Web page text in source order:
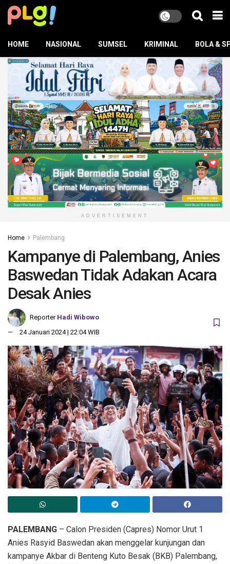
HOME NASIONAL SUMSEL KRIMINAL BOLA &
ADVERTISEMENT
Home Palembang
Kampanye di Palembang, Anies
Baswedan Tidak Adakan Acara
Desak Anies
Reporter Hadi Wibowo
24 Januari 2024 | 22:04 WIB
PALEMBANG – Calon Presiden (Capres) Nomor Urut 1
Anies Rasyid Baswedan akan menggelar kunjungan dan
kampanye Akbar di Benteng Kuto Besak (BKB) Palembang,